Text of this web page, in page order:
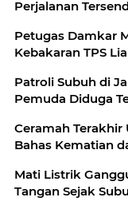
Perjalanan
Petugas Damkar
Kebakaran TPS
Patroli Subuh di
Pemuda Diduga
Ceramah Terakhir
Bahas Kematian
Mati Listrik
Tangan Sejak